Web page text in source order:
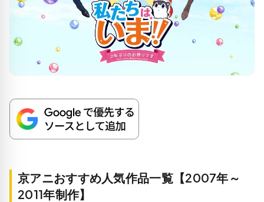
京アニおすすめ人気作品一覧【2007年～
2011年制作】